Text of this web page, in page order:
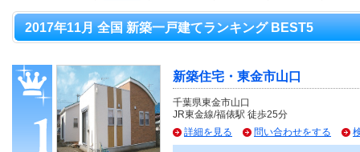
2017年11月 全国 新築一戸建てランキング BEST5
新築住宅・東金市山口
千葉県東金市山口
JR東金線/福俵駅 徒歩25分
詳細を見る
問い合わせをする